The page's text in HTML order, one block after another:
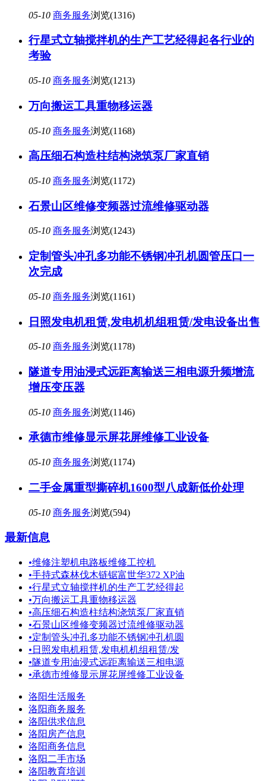
05-10 商务服务浏览(1316)
行星式立轴搅拌机的生产工艺经得起各行业的
考验
05-10 商务服务浏览(1213)
万向搬运工具重物移运器
05-10 商务服务浏览(1168)
高压细石构造柱结构浇筑泵厂家直销
05-10 商务服务浏览(1172)
石景山区维修变频器过流维修驱动器
05-10 商务服务浏览(1243)
定制管头冲孔多功能不锈钢冲孔机圆管压口一
次完成
05-10 商务服务浏览(1161)
日照发电机租赁,发电机机组租赁/发电设备出售
05-10 商务服务浏览(1178)
隧道专用油浸式远距离输送三相电源升频增流
增压变压器
05-10 商务服务浏览(1146)
承德市维修显示屏花屏维修工业设备
05-10 商务服务浏览(1174)
二手金属重型撕碎机1600型八成新低价处理
05-10 商务服务浏览(594)
最新信息
•维修注塑机电路板维修工控机
•手持式森林伐木链锯富世华372 XP油
•行星式立轴搅拌机的生产工艺经得起
•万向搬运工具重物移运器
•高压细石构造柱结构浇筑泵厂家直销
•石景山区维修变频器过流维修驱动器
•定制管头冲孔多功能不锈钢冲孔机圆
• 日照发电机租赁,发电机机组租赁/发
•隧道专用油浸式远距离输送三相电源
•承德市维修显示屏花屏维修工业设备
洛阳生活服务
洛阳商务服务
洛阳供求信息
洛阳房产信息
洛阳商务信息
洛阳二手市场
洛阳教育培训